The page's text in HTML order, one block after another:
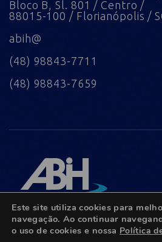
Bloco B, Sl. 801 / Centro /
88015-100 / Florianópolis /
abih@
(48) 98843-7711
(48) 98843-7659
Este site utiliza cookies para
navegação. Ao continuar
o uso de cookies e nossa Política